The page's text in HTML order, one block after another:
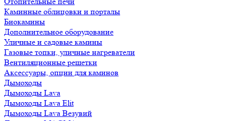
Каминные облицовки и порталы
Биокамины
Дополнительное оборудование
Уличные и садовые камины
Газовые топки, уличные нагреватели
Вентиляционные решетки
Аксессуары, опции для каминов
Дымоходы
Дымоходы Lava
Дымоходы Lava Elit
Дымоходы Lava Везувий